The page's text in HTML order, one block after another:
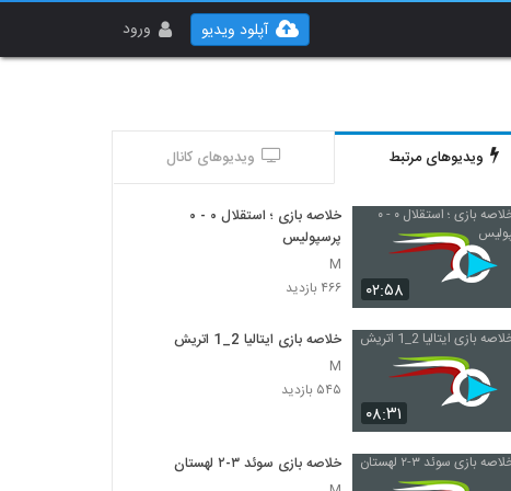
ورود آپلود ویدیو
ویدیوهای مرتبط ویدیوهای کانال
۰۲:۵۸
خلاصه بازی ؛ استقلال ۰ - ۰
پرسپولیس
M
۴۶۶ بازدید
۰۸:۳۱
خلاصه بازی ایتالیا 2_1 اتريش
M
۵۴۵ بازدید
خلاصه بازی سوئد ۳-۲ لهستان